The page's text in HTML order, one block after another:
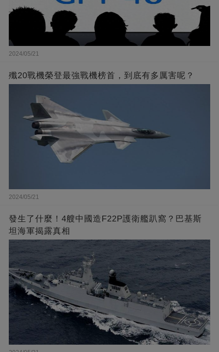
2024/05/21
殲20戰機榮登最強戰機榜首，到底有多厲害呢？
2024/05/21
發生了什麼！4艘中國造F22P護衛艦趴窩？巴基斯
坦海軍揭露真相